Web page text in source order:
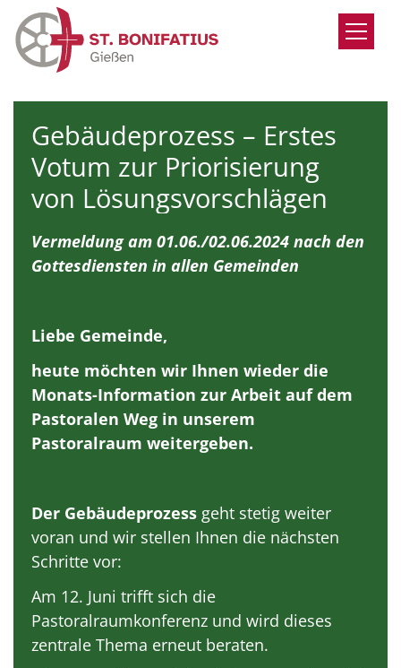
Zum Inhalt springen
Gebäudeprozess – Erstes
Votum zur Priorisierung
von Lösungsvorschlägen
Vermeldung am 01.06./02.06.2024 nach den
Gottesdiensten in allen Gemeinden
Liebe Gemeinde,
heute möchten wir Ihnen wieder die
Monats-Information zur Arbeit auf dem
Pastoralen Weg in unserem
Pastoralraum weitergeben.
Der Gebäudeprozess geht stetig weiter
voran und wir stellen Ihnen die nächsten
Schritte vor:
Am 12. Juni trifft sich die
Pastoralraumkonferenz und wird dieses
zentrale Thema erneut beraten.